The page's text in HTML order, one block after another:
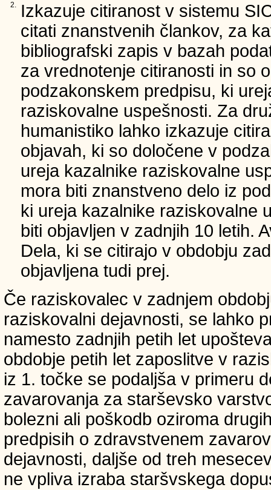
2.
Izkazuje citiranost v sistemu
citati znanstvenih člankov, za
bibliografski zapis v bazah
za vrednotenje citiranosti in so
podzakonskem predpisu, ki
raziskovalne uspešnosti. Za
humanistiko lahko izkazuje
objavah, ki so določene v
ureja kazalnike raziskovalne
mora biti znanstveno delo iz
ki ureja kazalnike raziskovalne
biti objavljen v zadnjih 10 letih.
Dela, ki se citirajo v obdobju
objavljena tudi prej.
Če raziskovalec v zadnjem
raziskovalni dejavnosti, se lahko
namesto zadnjih petih let
obdobje petih let zaposlitve v
iz 1. točke se podaljša v primeru
zavarovanja za starševsko
bolezni ali poškodb oziroma
predpisih o zdravstvenem
dejavnosti, daljše od treh
ne vpliva izraba staršvskega